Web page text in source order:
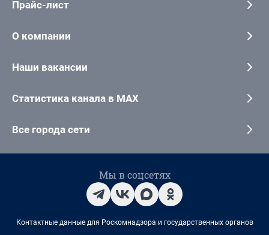
Прайс-лист
О компании
Наши вакансии
Статистика канала в MAX
Все города сети
Мы в соцсетях
Контактные данные для Роскомнадзора и государственных органов